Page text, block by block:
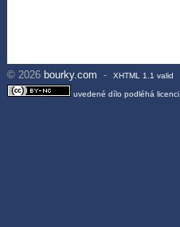
© 2026 bourky.com - XHTML 1.1 valid
uvedené dílo podléhá licenci